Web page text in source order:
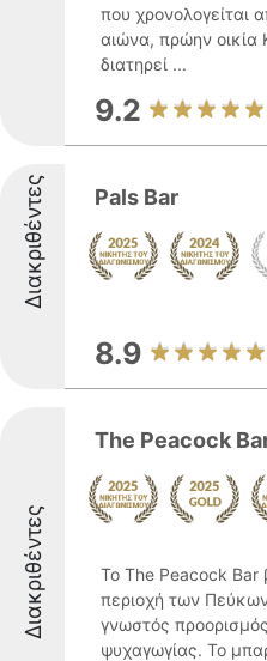
που χρονολογείται
αιώνα, πρώην οικία
διατηρεί ...
9.2
Διακριθέντες Pals Bar
8.9
Διακριθέντες
The Peacock
Το The Peacock Bar
περιοχή των
γνωστός
ψυχαγωγίας. Το